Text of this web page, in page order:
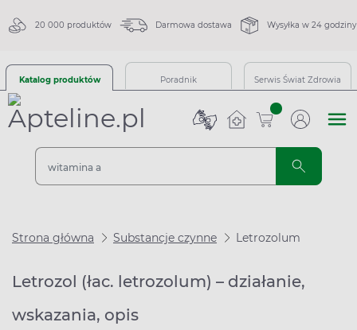
20 000 produktów Darmowa dostawa Wysyłka w 24 godziny
Katalog produktów Poradnik Serwis Świat Zdrowia
sztuk
Strona główna Substancje czynne Letrozolum
Letrozol (łac. letrozolum) – działanie,
wskazania, opis